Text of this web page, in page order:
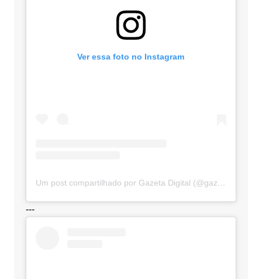
Ver essa foto no Instagram
Um post compartilhado por Gazeta Digital (@gazetadigital)
---